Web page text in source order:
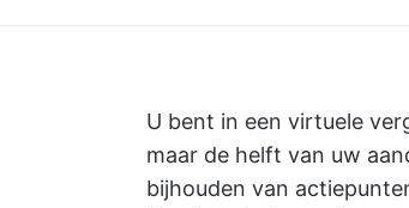
U bent in een virtuele
maar de helft van uw
bijhouden van